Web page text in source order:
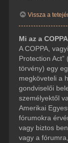
Vissza a
Mi az a
A COPPA,
Protection
törvény) egy
megköveteli a
gondviselői
személyektől
Amerikai
fórumokra
vagy biztos
vagy a